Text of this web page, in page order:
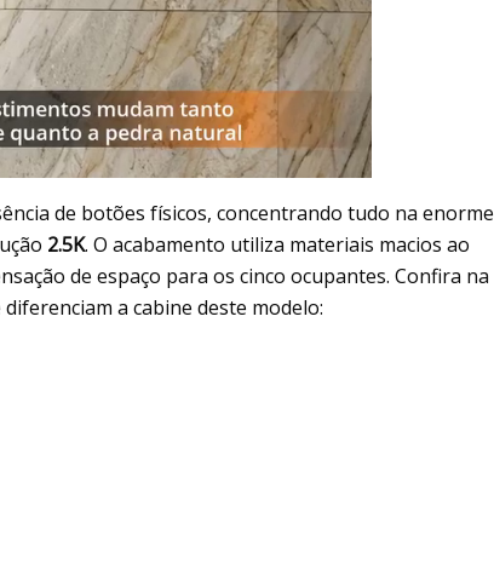
de botões físicos, concentrando tudo na enorme
2.5K. O acabamento utiliza materiais macios ao
de espaço para os cinco ocupantes. Confira na
a cabine deste modelo: